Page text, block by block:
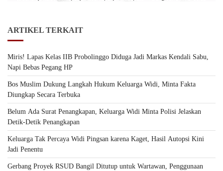
ARTIKEL TERKAIT
Miris! Lapas Kelas IIB Probolinggo Diduga Jadi Markas Kendali Sabu,
Napi Bebas Pegang HP
Bos Muslim Dukung Langkah Hukum Keluarga Widi, Minta Fakta
Diungkap Secara Terbuka
Belum Ada Surat Penangkapan, Keluarga Widi Minta Polisi Jelaskan
Detik-Detik Penangkapan
Keluarga Tak Percaya Widi Pingsan karena Kaget, Hasil Autopsi Kini
Jadi Penentu
Gerbang Proyek RSUD Bangil Ditutup untuk Wartawan, Penggunaan